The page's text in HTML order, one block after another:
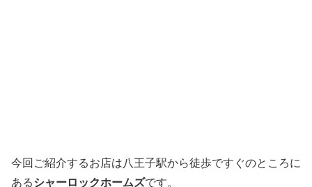
今回ご紹介するお店は八王子駅から徒歩ですぐのところに
あるシャーロックホームズです。